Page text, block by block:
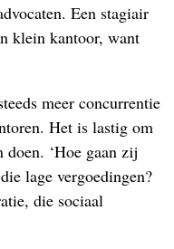
Een stagiair
klein kantoor, want
meer concurrentie
Het is lastig om
‘Hoe gaan zij
lage vergoedingen?
die sociaal